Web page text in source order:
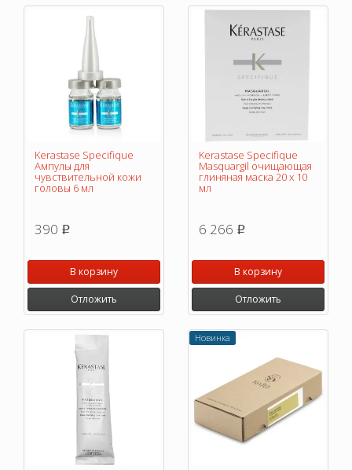
Kerastase Specifique
Ампулы для
чувствительной кожи
головы 6 мл
390 p
В корзину
Отложить
Kerastase Specifique
Masquargil очищающая
глиняная маска 20 х 10
мл
6 266 p
В корзину
Отложить
Новинка